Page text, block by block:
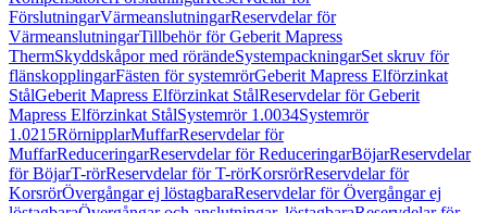
FörslutningarVärmeanslutningarReservdelar för
VärmeanslutningarTillbehör för Geberit Mapress
ThermSkyddskåpor med rörändeSystempackningarSet skruv för
flänskopplingarFästen för systemrörGeberit Mapress Elförzinkat
StålGeberit Mapress Elförzinkat StålReservdelar för Geberit
Mapress Elförzinkat StålSystemrör 1.0034Systemrör
1.0215RörnipplarMuffarReservdelar för
MuffarReduceringarReservdelar för ReduceringarBöjarReservdelar
för BöjarT-rörReservdelar för T-rörKorsrörReservdelar för
KorsrörÖvergångar ej löstagbaraReservdelar för Övergångar ej